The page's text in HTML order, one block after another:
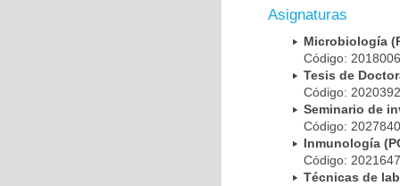
Asignaturas
Microbiología
Código:
Tesis de
Código:
Seminario de
Código:
Inmunología
Código:
Técnicas de